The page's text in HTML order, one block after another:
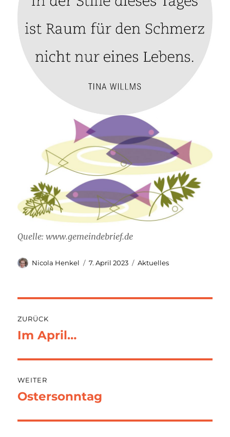
Quelle: www.gemeindebrief.de
Autor
Nicola Henkel
Veröffentlicht
7. April 2023 Kategorien
Aktuelles
ZURÜCK
Vorheriger
Im April…
WEITER
Nächster
Ostersonntag